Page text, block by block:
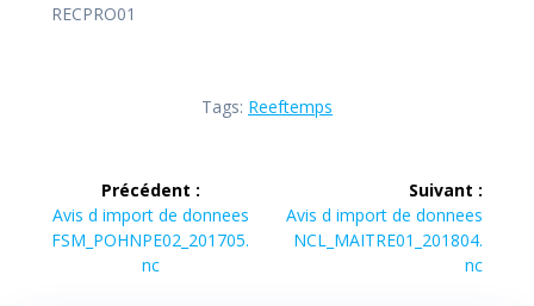
RECPRO01
Tags: Reeftemps
Navigation
de
l’article
Précédent :
Article
précédent :
Avis d import de donnees
FSM_POHNPE02_201705.
nc
Suivant :
Article
suivant :
Avis d import de donnees
NCL_MAITRE01_201804.
nc